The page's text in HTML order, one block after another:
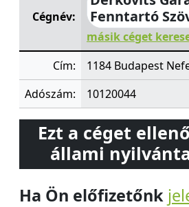
Cégnév:
Fenntartó
másik céget
Cím:
1184 Budapest
Adószám:
10120044
Ezt a céget
állami
Ha Ön előfizetőnk